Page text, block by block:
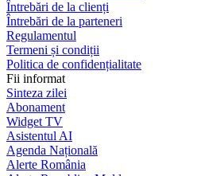
Întrebări de la clienți
Întrebări de la parteneri
Regulamentul
Termeni și condiții
Politica de confidențialitate
Fii informat
Sinteza zilei
Abonament
Widget TV
Asistentul AI
Agenda Națională
Alerte România